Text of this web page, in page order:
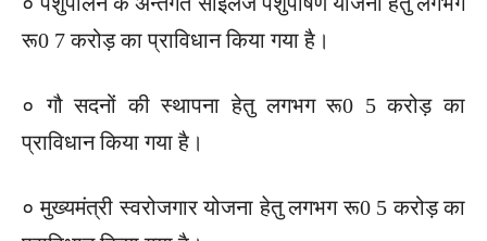
रू0 7 करोड़ का प्राविधान किया गया है।
० गौ सदनों की स्थापना हेतु लगभग रू0 5 करोड़ का
प्राविधान किया गया है।
० मुख्यमंत्री स्वरोजगार योजना हेतु लगभग रू0 5 करोड़ का